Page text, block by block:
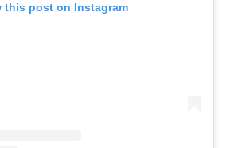
this post on Instagram